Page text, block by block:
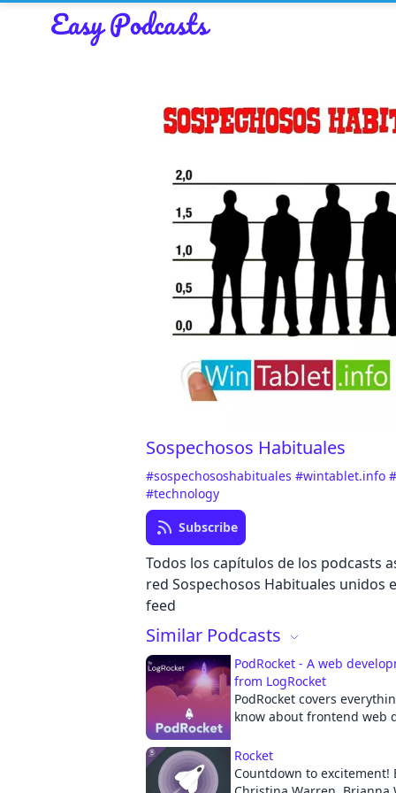
Sospechosos Habituales
#sospechososhabituales#wintablet.info
#technology
Subscribe
Todos los capítulos de los podcasts
red Sospechosos Habituales unidos
feed
Similar Podcasts
PodRocket - A web
from LogRocket
PodRocket covers
know about frontend web
Edelstein, Director of
O'Neill, and PodRocket
Trahan, as they interview
Rocket
Countdown to excitement!